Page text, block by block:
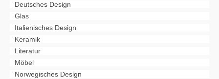
Deutsches Design
Glas
Italienisches Design
Keramik
Literatur
Möbel
Norwegisches Design